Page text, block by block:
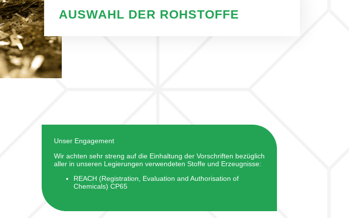
AUSWAHL DER ROHSTOFFE
Unser Engagement
Wir achten sehr streng auf die Einhaltung der Vorschriften bezüglich
aller in unseren Legierungen verwendeten Stoffe und Erzeugnisse:
REACH (Registration, Evaluation and Authorisation of
Chemicals) CP65